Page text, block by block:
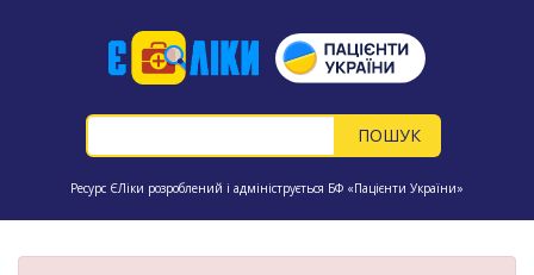
Ресурс ЄЛіки розроблений і адмініструється БФ «Пацієнти України»